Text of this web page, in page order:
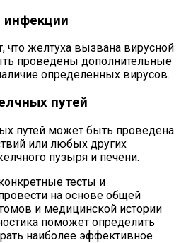
инфекции
что желтуха вызвана вирусной
проведены дополнительные
определенных вирусов.
путей
путей может быть проведена
или любых других
пузыря и печени.
тесты и
на основе общей
и медицинской истории
поможет определить
наиболее эффективное